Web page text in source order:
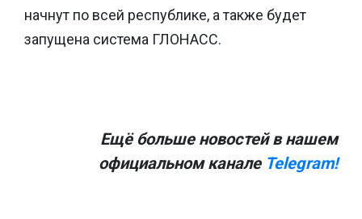
начнут по всей республике, а также будет
запущена система ГЛОНАСС.
Ещё больше новостей в нашем
официальном канале Telegram!